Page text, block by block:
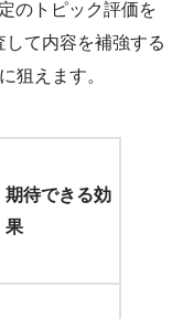
のトピック評価を
て内容を補強する
狙えます。
期待できる効
果